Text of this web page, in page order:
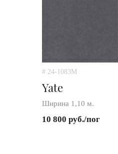
# 24-1083M
Yate
Ширина 1,10 м.
10 800 руб./пог